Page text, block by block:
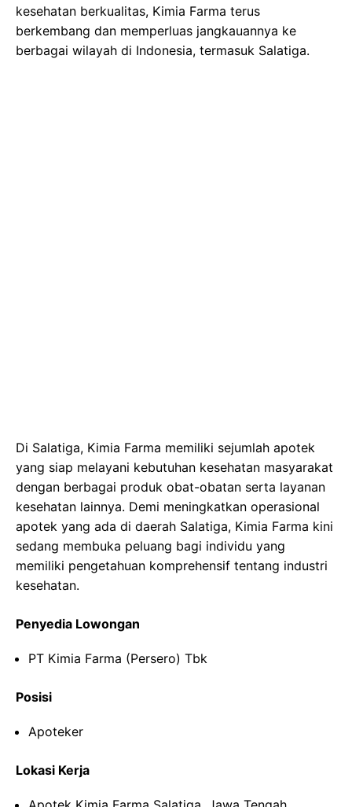
kesehatan berkualitas, Kimia Farma terus
berkembang dan memperluas jangkauannya ke
berbagai wilayah di Indonesia, termasuk Salatiga.
Di Salatiga, Kimia Farma memiliki sejumlah apotek
yang siap melayani kebutuhan kesehatan masyarakat
dengan berbagai produk obat-obatan serta layanan
kesehatan lainnya. Demi meningkatkan operasional
apotek yang ada di daerah Salatiga, Kimia Farma kini
sedang membuka peluang bagi individu yang
memiliki pengetahuan komprehensif tentang industri
kesehatan.
Penyedia Lowongan
PT Kimia Farma (Persero) Tbk
Posisi
Apoteker
Lokasi Kerja